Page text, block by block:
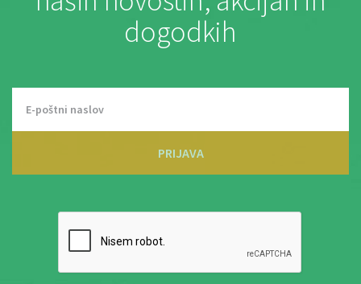
dogodkih
PRIJAVA